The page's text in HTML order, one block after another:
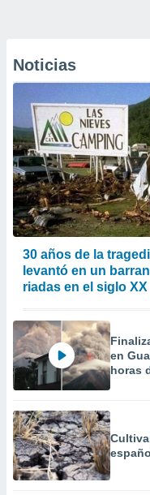
Noticias
30 años de la
levantó en un
riadas en el siglo XX
en
horas